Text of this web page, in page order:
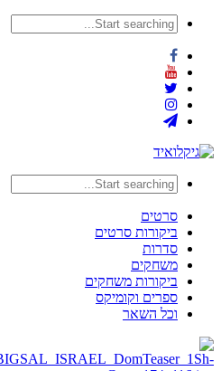
סרטים
ביקורות סרטים
סדרות
משחקים
ביקורות משחקים
ספרים וקומיקס
וכל השאר